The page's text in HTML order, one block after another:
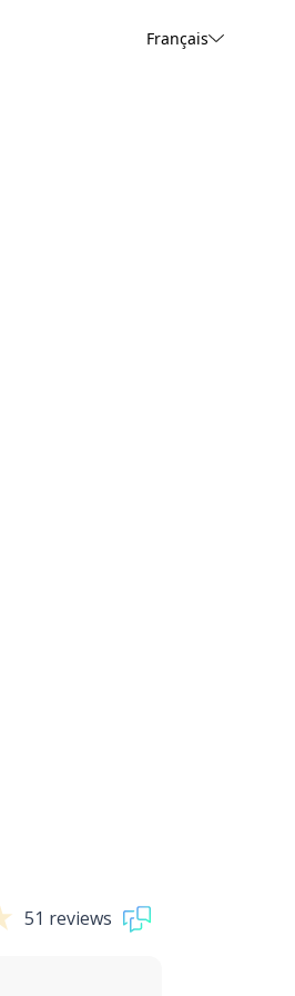
Français
51 reviews